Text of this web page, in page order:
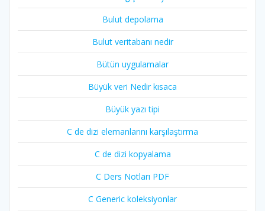
Bulut depolama
Bulut veritabanı nedir
Bütün uygulamalar
Büyük veri Nedir kısaca
Büyük yazı tipi
C de dizi elemanlarını karşılaştırma
C de dizi kopyalama
C Ders Notları PDF
C Generic koleksiyonlar